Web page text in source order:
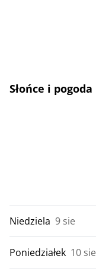
Słońce i
Niedziela 9 sie
Poniedziałek 10 sie